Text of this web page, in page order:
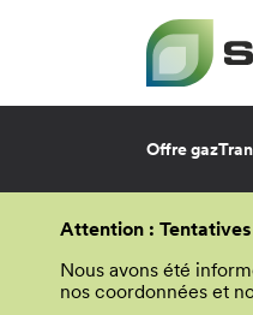
principal
Attention :
Nous avons été
nos coordonnées et
Offre gaz